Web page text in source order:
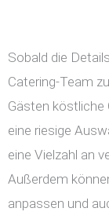
Sobald die
Catering-Team
Gästen köstliche
eine riesige
eine Vielzahl an
Außerdem
anpassen und